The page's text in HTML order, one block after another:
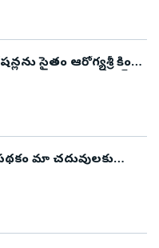
సైతం ఆరోగ్యశ్రీ కింద
వైయస్ఆర్
మా చదువులకు